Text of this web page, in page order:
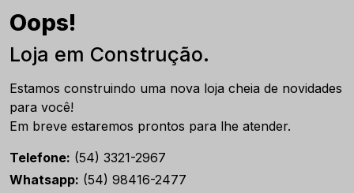
Oops!
Loja em Construção.
Estamos construindo uma nova loja cheia de novidades
para você!
Em breve estaremos prontos para lhe atender.
Telefone: (54) 3321-2967
Whatsapp: (54) 98416-2477